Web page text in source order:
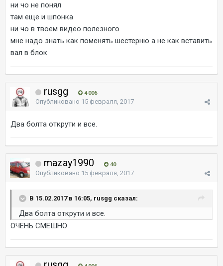
ни чо не понял
там еще и шпонка
ни чо в твоем видео полезного
мне надо знать как поменять шестерню а не как вставить
вал в блок
rusgg 4 006
Опубликовано 15 февраля, 2017
Два болта открути и все.
mazay1990 40
Опубликовано 15 февраля, 2017
В 15.02.2017 в 16:05, rusgg сказал:
Два болта открути и все.
ОЧЕНЬ СМЕШНО